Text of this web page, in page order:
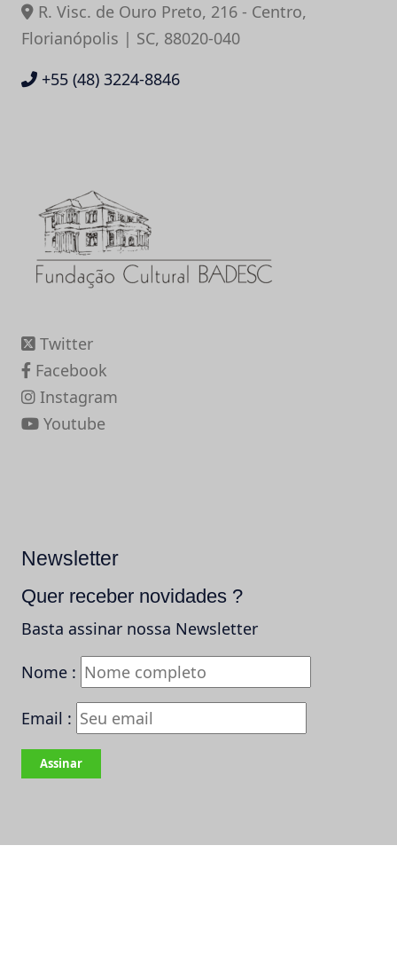
R. Visc. de Ouro Preto, 216 - Centro,
Florianópolis | SC, 88020-040
+55 (48) 3224-8846
Twitter
Facebook
Instagram
Youtube
Newsletter
Quer receber novidades ?
Basta assinar nossa Newsletter
Nome :
Email :